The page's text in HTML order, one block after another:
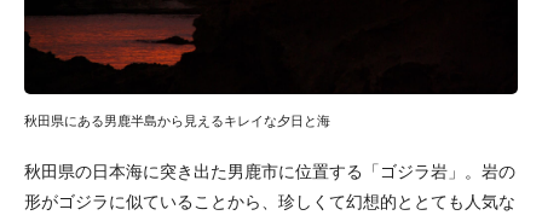
秋田県にある男鹿半島から見えるキレイな夕日と海
秋田県の日本海に突き出た男鹿市に位置する「ゴジラ岩」。岩の
形がゴジラに似ていることから、珍しくて幻想的ととても人気な